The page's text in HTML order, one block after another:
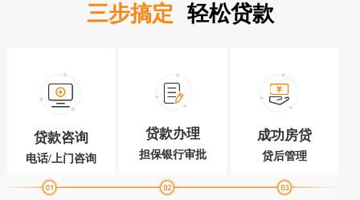
三步搞定 轻松贷款
贷款咨询
电话/上门咨询
贷款办理
担保银行审批
成功房贷
贷后管理